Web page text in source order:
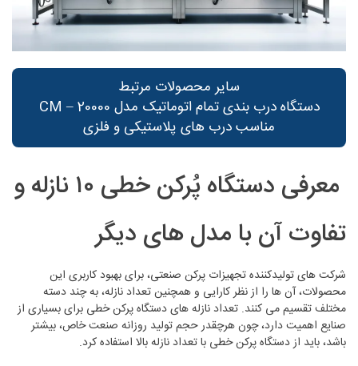
سایر محصولات مرتبط
دستگاه درب بندی تمام اتوماتیک مدل CM – 20000
مناسب درب های پلاستیکی و فلزی
معرفی دستگاه پُرکن خطی ۱۰ نازله و
تفاوت آن با مدل‌ های دیگر
شرکت های تولیدکننده تجهیزات پرکن صنعتی، برای بهبود کاربری این
محصولات، آن ها را از نظر کارایی و همچنين تعداد نازله، به چند دسته
مختلف تقسیم می کنند. تعداد نازله های دستگاه پرکن خطی برای بسیاری از
صنایع اهمیت دارد، چون هرچقدر حجم تولید روزانه صنعت خاص، بیشتر
باشد، باید از دستگاه پرکن خطی با تعداد نازله بالا استفاده کرد.